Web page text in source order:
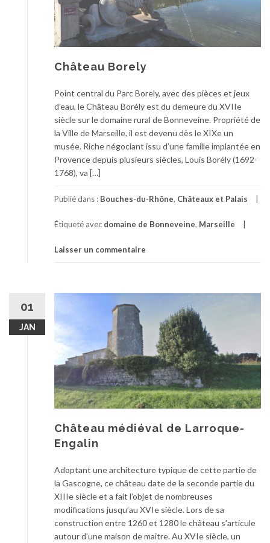
Château Borely
Point central du Parc Borely, avec des pièces et jeux
d’eau, le Château Borély est du demeure du XVIIe
siècle sur le domaine rural de Bonneveine. Propriété de
la Ville de Marseille, il est devenu dès le XIXe un
musée. Riche négociant issu d’une famille implantée en
Provence depuis plusieurs siècles, Louis Borély (1692-
1768), va […]
Publié dans : Bouches-du-Rhône, Châteaux et Palais
Étiqueté avec domaine de Bonneveine, Marseille
Laisser un commentaire
01
JAN
Château médiéval de Larroque-
Engalin
Adoptant une architecture typique de cette partie de
la Gascogne, ce château date de la seconde partie du
XIIIe siècle et a fait l’objet de nombreuses
modifications jusqu’au XVIe siècle. Lors de sa
construction entre 1260 et 1280 le château s’articule
autour d’une maison de maitre. Au XVIe siècle, un